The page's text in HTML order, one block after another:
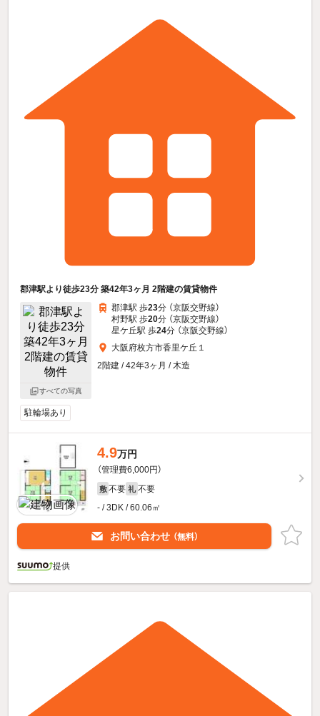
郡津駅より徒歩23分 築42年3ヶ月 2階建の賃貸物件
すべての写真
郡津駅 歩23分 （京阪交野線）
村野駅 歩20分 （京阪交野線）
星ケ丘駅 歩24分 （京阪交野線）
大阪府枚方市香里ケ丘１
2階建 / 42年3ヶ月 / 木造
駐輪場あり
4.9万円
（管理費6,000円）
敷 不要 礼 不要
- / 3DK / 60.06㎡
お問い合わせ （無料）
提供